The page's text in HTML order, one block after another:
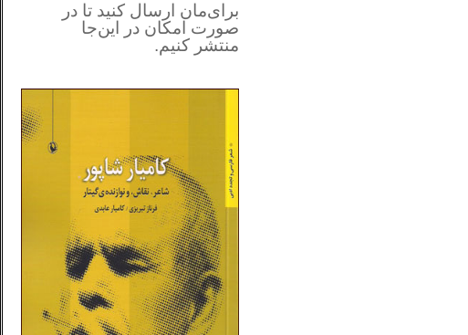
برای‌مان ارسال کنید تا در
صورت امکان در این‌جا
منتشر کنیم.